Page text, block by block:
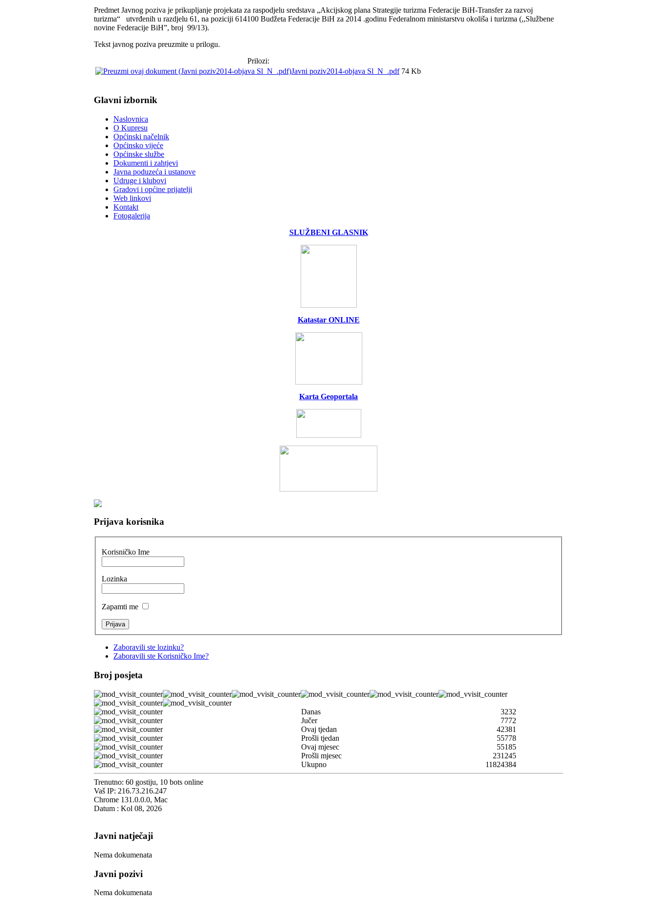
Predmet Javnog poziva je prikupljanje projekata za raspodjelu sredstava „Akcijskog plana Strategije turizma Federacije BiH-Transfer za razvoj
turizma“ utvrđenih u razdjelu 61, na poziciji 614100 Budžeta Federacije BiH za 2014 .godinu Federalnom ministarstvu okoliša i turizma (,,Službene
novine Federacije BiH”, broj 99/13).
Tekst javnog poziva preuzmite u prilogu.
Prilozi:
Javni poziv2014-objava Sl_N_.pdf 74 Kb
Glavni izbornik
Naslovnica
O Kupresu
Općinski načelnik
Općinsko vijeće
Općinske službe
Dokumenti i zahtjevi
Javna poduzeća i ustanove
Udruge i klubovi
Gradovi i općine prijatelji
Web linkovi
Kontakt
Fotogalerija
SLUŽBENI GLASNIK
Katastar ONLINE
Karta Geoportala
Prijava korisnika
Korisničko Ime
Lozinka
Zapamti me
Zaboravili ste lozinku?
Zaboravili ste Korisničko Ime?
Broj posjeta
Danas
3232
Jučer
7772
Ovaj tjedan
42381
Prošli tjedan
55778
Ovaj mjesec
55185
Prošli mjesec
231245
Ukupno
11824384
Trenutno: 60 gostiju, 10 bots online
Vaš IP: 216.73.216.247
Chrome 131.0.0.0, Mac
Datum : Kol 08, 2026
Javni natječaji
Nema dokumenata
Javni pozivi
Nema dokumenata